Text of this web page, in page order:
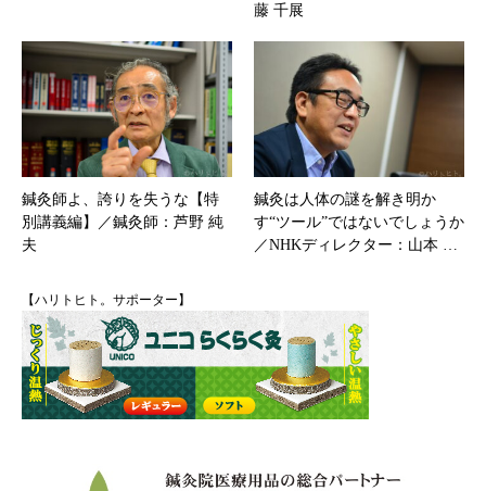
藤 千展
鍼灸師よ、誇りを失うな【特
別講義編】／鍼灸師：芦野 純
夫
鍼灸は人体の謎を解き明か
す“ツール”ではないでしょうか
／NHKディレクター：山本 …
【ハリトヒト。サポーター】